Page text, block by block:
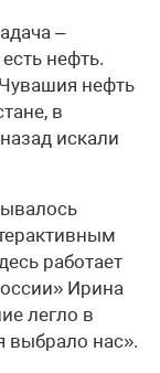
–
нефть.
нефть
в
искали
работает
Ирина
легло в
выбрало нас».